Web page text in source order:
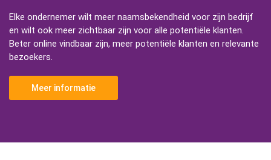
Elke ondernemer wilt meer naamsbekendheid voor zijn bedrijf
en wilt ook meer zichtbaar zijn voor alle potentiële klanten.
Beter online vindbaar zijn, meer potentiële klanten en relevante
bezoekers.
Meer informatie